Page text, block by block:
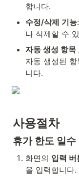
합니다.
수정/삭제 기능
나 삭제할 수
자동 생성 항목
자동 생성된 항
니다.
사용절차
휴가 한도 일수
화면의 입력 버
을 입력합니다.